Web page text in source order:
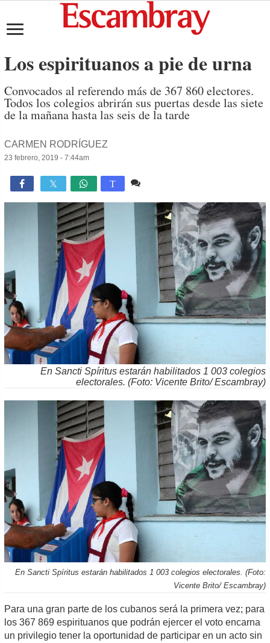
Los espirituanos a pie de urna
Convocados al referendo más de 367 860 electores.
Todos los colegios abrirán sus puertas desde las siete
de la mañana hasta las seis de la tarde
CARMEN RODRÍGUEZ
23 febrero, 2019 - 7:44am
 T
En Sancti Spíritus estarán habilitados 1 003 colegios
electorales. (Foto: Vicente Brito/ Escambray)
En Sancti Spíritus estarán habilitados 1 003 colegios electorales. (Foto:
Vicente Brito/ Escambray)
Para una gran parte de los cubanos será la primera vez; para
los 367 869 espirituanos que podrán ejercer el voto encarna
un privilegio tener la oportunidad de participar en un acto sin